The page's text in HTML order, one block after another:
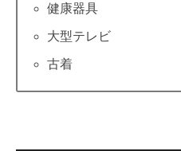
健康器具
大型テレビ
古着